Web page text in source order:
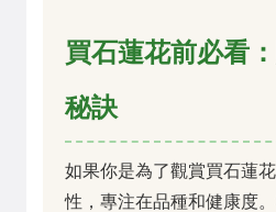
買石蓮花前必看
秘訣
如果你是為了觀賞買石蓮
性，專注在品種和健康度